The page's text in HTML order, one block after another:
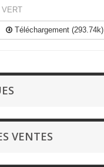
VERT
Téléchargement (293.74k)
VENTES